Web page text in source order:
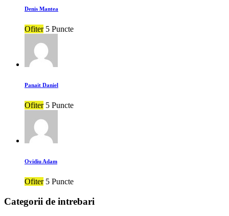
Denis Mantea
Ofiter 5 Puncte
Panait Daniel
Ofiter 5 Puncte
Ovidiu Adam
Ofiter 5 Puncte
Categorii de intrebari